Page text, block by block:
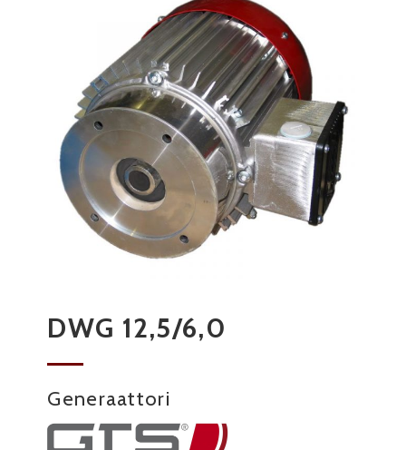
DWG 12,5/6,0
Generaattori